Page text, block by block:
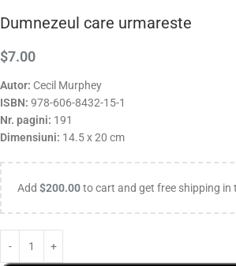
Dumnezeul care urmareste
$7.00
Autor: Cecil Murphey
ISBN: 978-606-8432-15-1
Nr. pagini: 191
Dimensiuni: 14.5 x 20 cm
Add $200.00to cart and get free shipping in